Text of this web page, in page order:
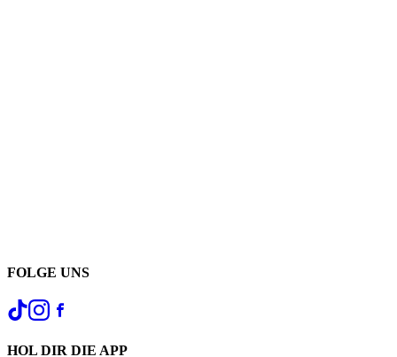
FOLGE UNS
HOL DIR DIE APP